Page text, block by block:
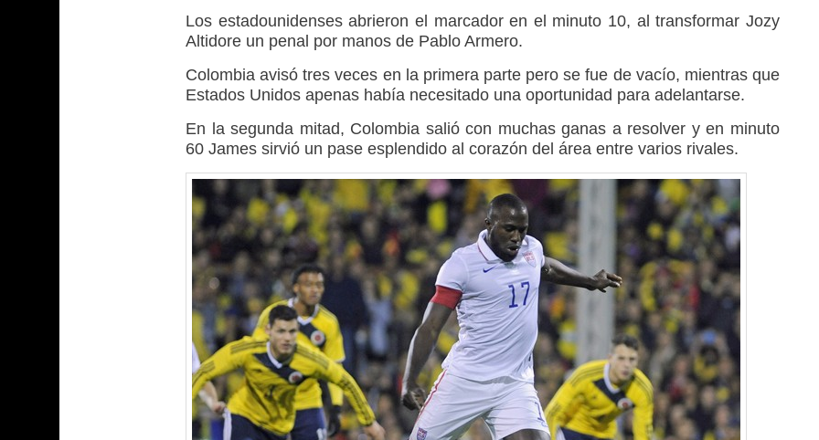
Los estadounidenses abrieron el marcador en el minuto 10, al transformar Jozy
Altidore un penal por manos de Pablo Armero.
Colombia avisó tres veces en la primera parte pero se fue de vacío, mientras que
Estados Unidos apenas había necesitado una oportunidad para adelantarse.
En la segunda mitad, Colombia salió con muchas ganas a resolver y en minuto
60 James sirvió un pase esplendido al corazón del área entre varios rivales.